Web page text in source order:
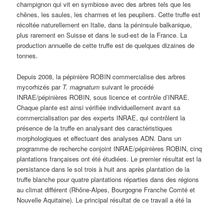
champignon qui vit en symbiose avec des arbres tels que les
chênes, les saules, les charmes et les peupliers. Cette truffe est
récoltée naturellement en Italie, dans la péninsule balkanique,
plus rarement en Suisse et dans le sud-est de la France. La
production annuelle de cette truffe est de quelques dizaines de
tonnes.
Depuis 2008, la pépinière ROBIN commercialise des arbres
mycorhizés par T. magnatumsuivant le procédé
INRAE/pépinières ROBIN, sous licence et contrôle d’INRAE.
Chaque plante est ainsi vérifiée individuellement avant sa
commercialisation par des experts INRAE, ​​qui contrôlent la
présence de la truffe en analysant des caractéristiques
morphologiques et effectuant des analyses ADN. Dans un
programme de recherche conjoint INRAE/pépinières ROBIN, cinq
plantations françaises ont été étudiées. Le premier résultat est la
persistance dans le sol trois à huit ans après plantation de la
truffe blanche pour quatre plantations réparties dans des régions
au climat différent (Rhône-Alpes, Bourgogne Franche Comté et
Nouvelle Aquitaine). Le principal résultat de ce travail a été la